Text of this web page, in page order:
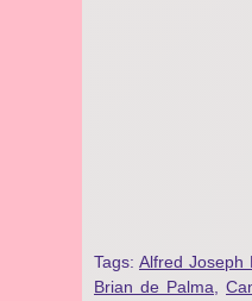
Tags: Alfred Joseph
Brian de Palma